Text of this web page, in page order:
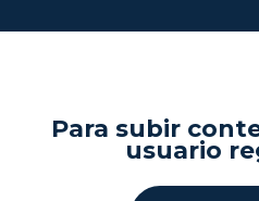
Para subir
usuario